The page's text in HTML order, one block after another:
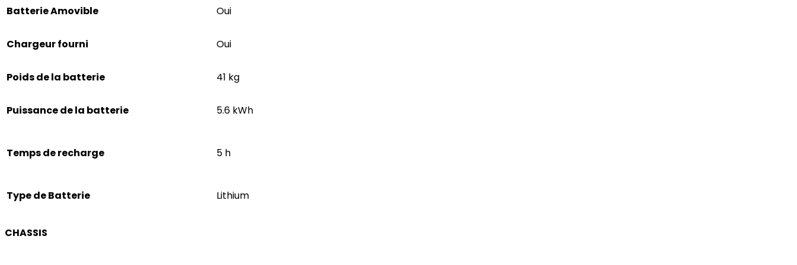
Batterie Amovible Oui
Chargeur fourni Oui
Poids de la batterie 41 kg
Puissance de la batterie 5.6 kWh
Temps de recharge 5 h
Type de Batterie Lithium
CHASSIS